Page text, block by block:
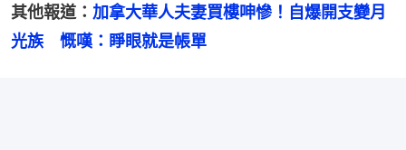
其他報道： 加拿大華人夫妻買樓呻慘！自爆開支變月
光族　慨嘆：睜眼就是帳單